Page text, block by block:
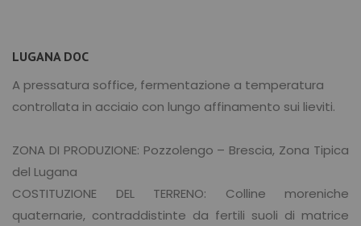
LUGANA DOC
A pressatura soffice, fermentazione a temperatura
controllata in acciaio con lungo affinamento sui lieviti.
ZONA DI PRODUZIONE: Pozzolengo – Brescia, Zona Tipica
del Lugana
COSTITUZIONE DEL TERRENO: Colline moreniche
quaternarie, contraddistinte da fertili suoli di matrice